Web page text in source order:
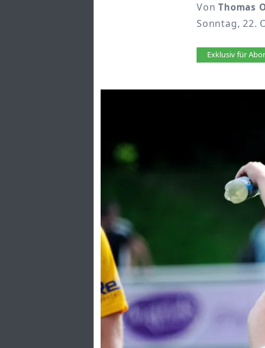
VonThomas
Sonntag, 22.
Artikel
Exklusiv für